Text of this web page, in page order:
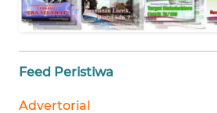
Feed Peristiwa
Advertorial
WAHANA
HEALTH